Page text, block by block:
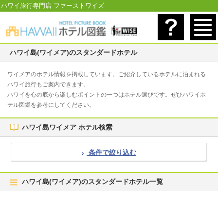
ハワイ旅行専門店 ファーストワイズ
ハワイ島(ワイメア)のスタンダードホテル
ワイメアのホテル情報を掲載しています。ご紹介しているホテルに泊まれる
ハワイ旅行もご案内できます。
ハワイを心の底から楽しむポイントの一つはホテル選びです。ぜひハワイホ
テル図鑑を参考にしてください。
ハワイ島ワイメア ホテル検索
条件で絞り込む
ハワイ島(ワイメア)のスタンダードホテル一覧